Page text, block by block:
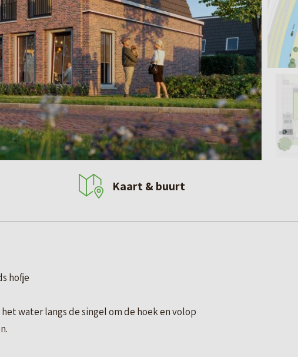
Kaart & buurt
hofje
water langs de singel om de hoek en volop